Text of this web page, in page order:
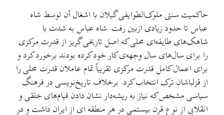
حاکمیت سنتی ملوک‌الطوایفی گیلان با اشغال آن توسط شاه
عباس تا حدود زیادی ازبین رفت. شاه عباس به شدت با
شاهک‌های طایفه‌ای محلی که اصل تاریخی گریز از قدرت مرکزی
را برای سال‌های سال وجهه‌ی کار خود کرده بودند برخورد کرد و
برای اعمال کامل قدرت مرکزی تقریباً تمام عاملان قدرت محلی را
از قزلباشان ترک انتخاب کرد. برخلاف تاریخ‌نویسی در فرهنگ
سیاسی مشخص که نیاز به ریشه‌دار نشان دادن قیام‌های خلقی و
انقلابی از نوع قرن بیستمی در هر منطقه ای از ایران داشت و در